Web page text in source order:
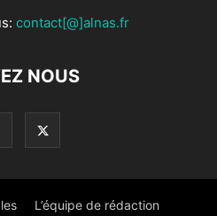
contact[@]alnas.fr
NOUS
L’équipe de rédaction